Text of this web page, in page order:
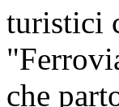
turistici
che